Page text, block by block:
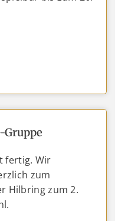
Gruppe
fertig. Wir
zum
Hilbring zum 2.